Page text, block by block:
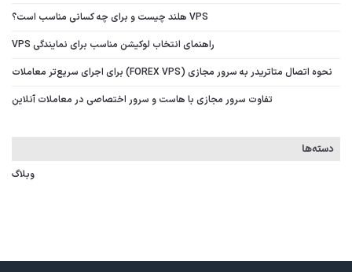
VPS هلند چیست و برای چه کسانی مناسب است؟
راهنمای انتخاب لوکیشن مناسب برای نمایندگی VPS
نحوه اتصال متاتریدر به سرور مجازی (FOREX VPS) برای اجرای سریع‌تر معاملات
تفاوت سرور مجازی با هاست و سرور اختصاصی در معاملات آنلاین
دسته‌ها
وبلاگ